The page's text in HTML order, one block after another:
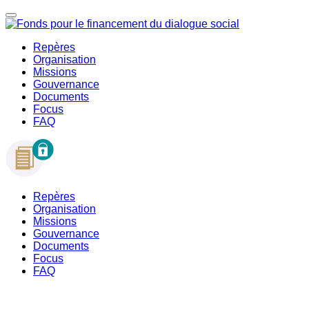
Repères
Organisation
Missions
Gouvernance
Documents
Focus
FAQ
Repères
Organisation
Missions
Gouvernance
Documents
Focus
FAQ